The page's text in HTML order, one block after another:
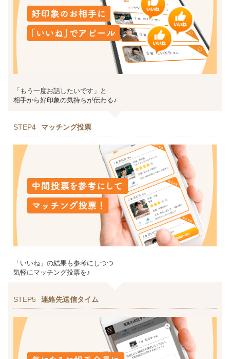
「もう一度お話したいです」と
相手から好印象の気持ちが伝わる♪
STEP4 マッチング投票
「いいね」の結果も参考にしつつ
気軽にマッチング投票を♪
STEP5 連絡先送信タイム